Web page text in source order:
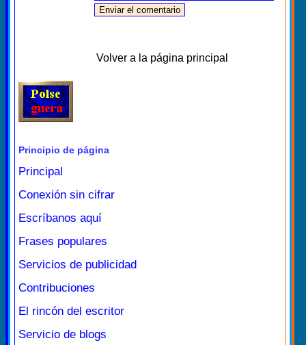
Volver a la página principal
Principio de página
Principal
Conexión sin cifrar
Escríbanos aquí
Frases populares
Servicios de publicidad
Contribuciones
El rincón del escritor
Servicio de blogs